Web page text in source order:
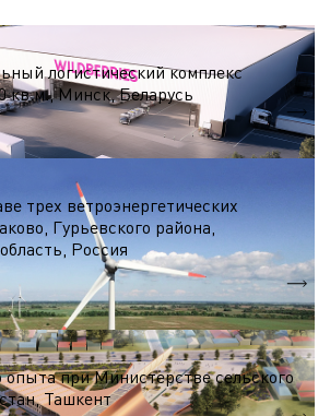
склады
логистический комплекс
кв.м., Минск, Беларусь
трех ветроэнергетических
Гурьевского района,
Россия
при Министерстве сельского
Ташкент